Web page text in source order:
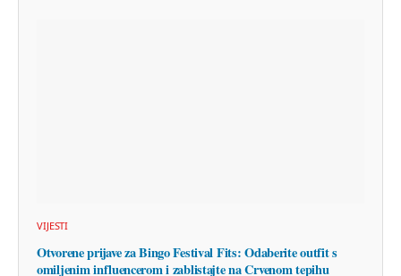
VIJESTI
Otvorene prijave za Bingo Festival Fits: Odaberite outfit s
omiljenim influencerom i zablistajte na Crvenom tepihu